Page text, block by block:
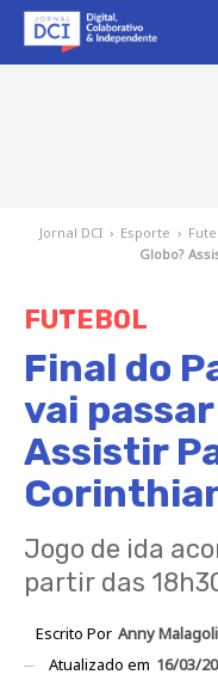
Jornal DCI › Esporte ›
Globo?
FUTEBOL
Final do
vai
Assistir
Jogo de ida
partir das
Escrito Por Anny
Atualizado em 16/03/